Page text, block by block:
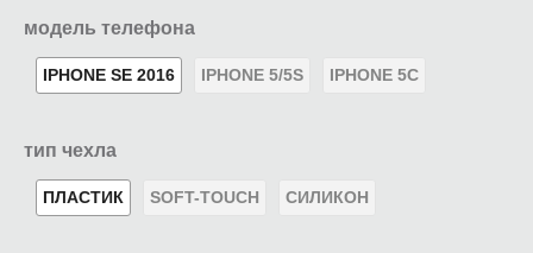
модель телефона
IPHONE SE 2016 IPHONE 5/5S IPHONE 5C
тип чехла
ПЛАСТИК SOFT-TOUCH СИЛИКОН